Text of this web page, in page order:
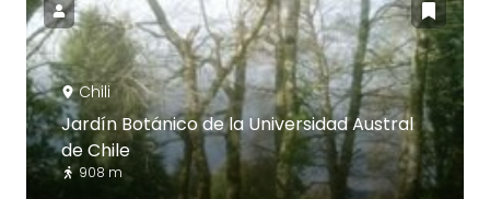
Chili
Jardín Botánico de la Universidad Austral
de Chile
908 m